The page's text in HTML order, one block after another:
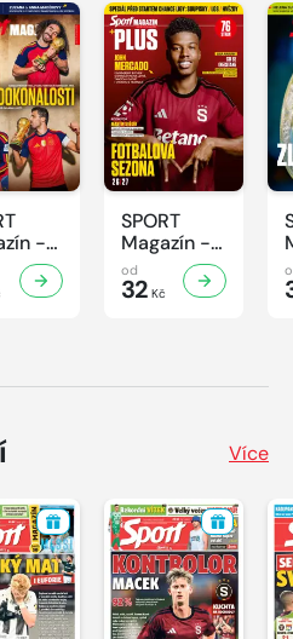
-
SPORT
Magazín -
30/2026
od
32 Kč
Více